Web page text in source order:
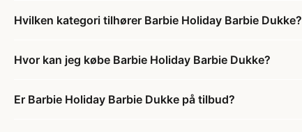
Hvilken kategori tilhører Barbie Holiday Barbie Dukke?
Hvor kan jeg købe Barbie Holiday Barbie Dukke?
Er Barbie Holiday Barbie Dukke på tilbud?